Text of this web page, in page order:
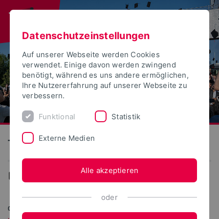
Technische Hochschule Ostwestfalen-Lippe
06.07.2026
Datenschutzeinstellungen
Auf unserer Webseite werden Cookies
verwendet. Einige davon werden zwingend
benötigt, während es uns andere ermöglichen,
Ihre Nutzererfahrung auf unserer Webseite zu
verbessern.
Funktional Statistik
Externe Medien
Alle akzeptieren
oder